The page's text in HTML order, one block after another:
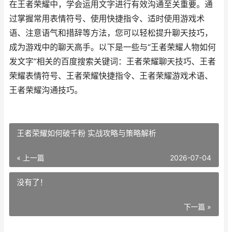
在王者荣耀中，学会运用文字进行有效沟通至关重要。通
过掌握常用表情符号、使用快捷指令、适时使用游戏术
语、注意语气和措辞等方法，您可以轻松提升聊天技巧，
成为游戏中的聊天高手。以下是一些与“王者荣耀人物如何
发文字”相关的百度搜索关键词：王者荣耀聊天技巧、王者
荣耀表情符号、王者荣耀快捷指令、王者荣耀游戏术语、
王者荣耀沟通技巧。
王者荣耀如何破千粉 实战攻略与策略解析
« 上一篇 2026-07-04
没有了！
下一篇 »